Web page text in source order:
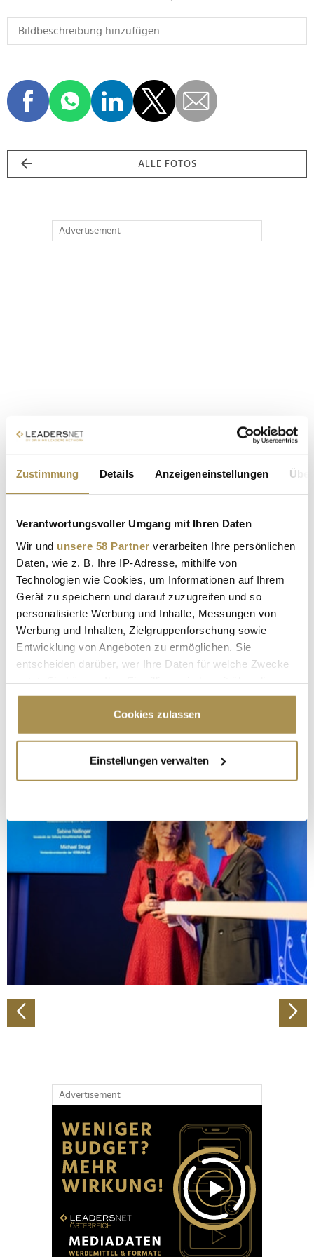
Zustimmung Details Anzeigeneinstellungen
Verantwortungsvoller Umgang mit Ihren Daten
Wir und unsere 58 Partner verarbeiten Ihre persönlichen
Daten, wie z. B. Ihre IP-Adresse, mithilfe von
Technologien wie Cookies, um Informationen auf Ihrem
Gerät zu speichern und darauf zuzugreifen und so
personalisierte Werbung und Inhalte, Messungen von
Werbung und Inhalten, Zielgruppenforschung sowie
Entwicklung von Angeboten zu ermöglichen. Sie
entscheiden darüber, wer Ihre Daten für welche Zwecke
Cookie-Erklärung oder durch Klicken auf das Privacy
Trigger Symbol ändern oder widerrufen
Informationen über Ihre geografische Lage
erfassen, welche bis auf einige Meter genau sein
bestimmten Merkmalen (Fingerprinting) identifizieren
Erfahren Sie mehr darüber, wie Ihre persönlichen Daten
verarbeitet werden, und legen Sie Ihre Präferenzen im
Abschnitt Einzelheiten fest.
Wir verwenden Cookies, um Inhalte und Anzeigen zu
personalisieren, Funktionen für soziale Medien anbieten
zu können und die Zugriffe auf unsere Website zu
analysieren. Außerdem geben wir Informationen zu Ihrer
Verwendung unserer Website an unsere Partner für
soziale Medien, Werbung und Analysen weiter. Unsere
Partner führen diese Informationen möglicherweise mit
Cookies zulassen
Einstellungen verwalten
ALLE FOTOS
Advertisement
Advertisement